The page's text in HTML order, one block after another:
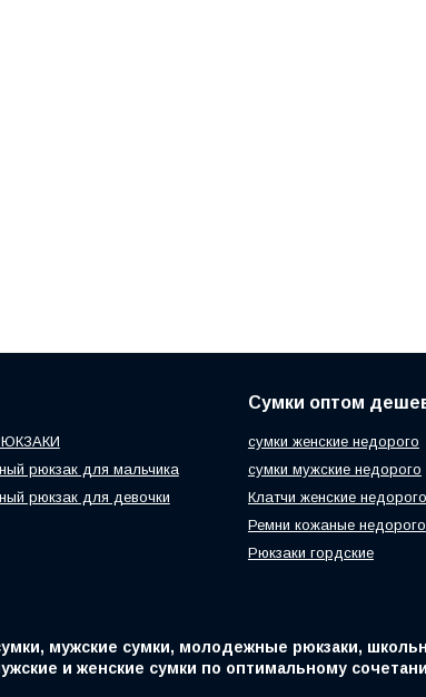
рюкзак для мальчика
рюкзак для девочки
Сумки оптом
сумки женские недорого
сумки мужские недорого
Клатчи женские недорого
Ремни кожаные недорого
Рюкзаки гордские
мужские сумки, молодежные рюкзаки,
и женские сумки по оптимальному